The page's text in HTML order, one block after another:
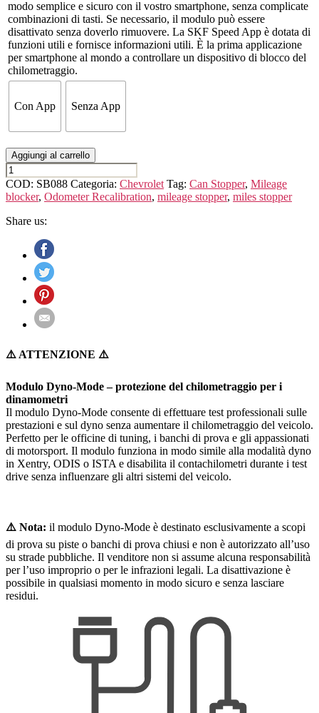
modo semplice e sicuro con il vostro smartphone, senza complicate
combinazioni di tasti. Se necessario, il modulo può essere
disattivato senza doverlo rimuovere. La SKF Speed App è dotata di
funzioni utili e fornisce informazioni utili. È la prima applicazione
per smartphone al mondo a controllare un dispositivo di blocco del
chilometraggio.
Con App Senza App
Aggiungi al carrello
CHEVROLET
CAMARO
(5th
quantità
COD: SB088 Categoria: Chevrolet Tag: Can Stopper, Mileage
blocker, Odometer Recalibration, mileage stopper, miles stopper
Share us:
⚠️ ATTENZIONE ⚠️
Modulo Dyno-Mode – protezione del chilometraggio per i
dinamometri
Il modulo Dyno-Mode consente di effettuare test professionali sulle
prestazioni e sul dyno senza aumentare il chilometraggio del veicolo.
Perfetto per le officine di tuning, i banchi di prova e gli appassionati
di motorsport. Il modulo funziona in modo simile alla modalità dyno
in Xentry, ODIS o ISTA e disabilita il contachilometri durante i test
drive senza influenzare gli altri sistemi del veicolo.
⚠️ Nota: il modulo Dyno-Mode è destinato esclusivamente a scopi
di prova su piste o banchi di prova chiusi e non è autorizzato all’uso
su strade pubbliche. Il venditore non si assume alcuna responsabilità
per l’uso improprio o per le infrazioni legali. La disattivazione è
possibile in qualsiasi momento in modo sicuro e senza lasciare
residui.